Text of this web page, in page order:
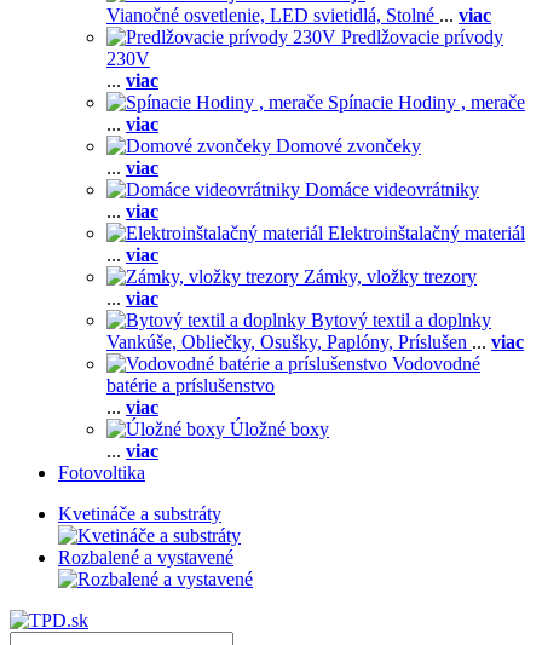
Vianočné osvetlenie, LED svietidlá, Stolné ... viac
Predlžovacie prívody
230V
... viac
Spínacie Hodiny , merače
... viac
Domové zvončeky
... viac
Domáce videovrátniky
... viac
Elektroinštalačný materiál
... viac
Zámky, vložky trezory
... viac
Bytový textil a doplnky
Vankúše, Obliečky, Osušky, Paplóny, Príslušen ... viac
Vodovodné
batérie a príslušenstvo
... viac
Úložné boxy
... viac
Fotovoltika
Kvetináče a substráty
Rozbalené a vystavené